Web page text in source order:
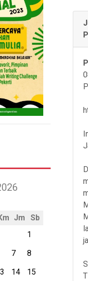
Jm
Sb
1
7
8
14
15